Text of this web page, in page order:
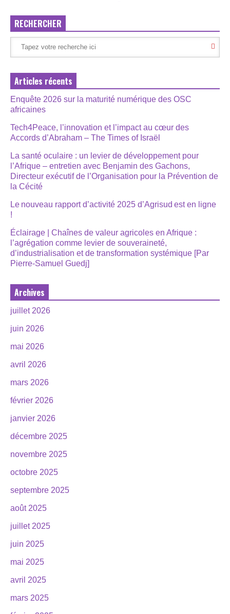
RECHERCHER
Articles récents
Enquête 2026 sur la maturité numérique des OSC
africaines
Tech4Peace, l’innovation et l’impact au cœur des
Accords d’Abraham – The Times of Israël
La santé oculaire : un levier de développement pour
l’Afrique – entretien avec Benjamin des Gachons,
Directeur exécutif de l’Organisation pour la Prévention de
la Cécité
Le nouveau rapport d’activité 2025 d’Agrisud est en ligne
!
Éclairage | Chaînes de valeur agricoles en Afrique :
l’agrégation comme levier de souveraineté,
d’industrialisation et de transformation systémique [Par
Pierre-Samuel Guedj]
Archives
juillet 2026
juin 2026
mai 2026
avril 2026
mars 2026
février 2026
janvier 2026
décembre 2025
novembre 2025
octobre 2025
septembre 2025
août 2025
juillet 2025
juin 2025
mai 2025
avril 2025
mars 2025